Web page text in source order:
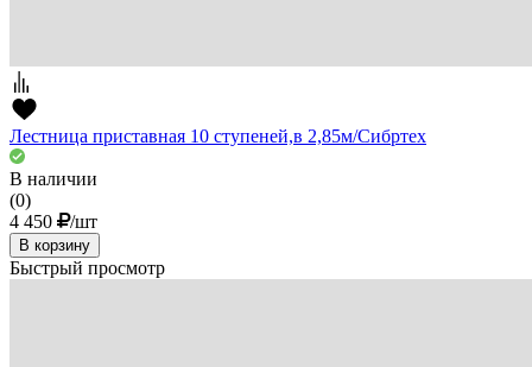
Лестница приставная 10 ступеней,в 2,85м/Сибртех
В наличии
(0)
4 450
/шт
В корзину
Быстрый просмотр